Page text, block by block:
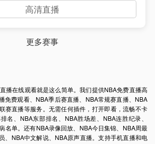
高清直播
更多赛事
播在线观看就是这么简单。我们提供NBA免费直播高
免费观看、NBA季后赛直播、NBA常规赛直播、NBA
赛直播等服务。无需任何插件，打开即看，流畅不卡
名、NBA东部排名、NBA胜场差、NBA连胜纪录、
名单。还有NBA录像回放、NBA今日集锦、NBA周最
、NBA中文解说、NBA原声直播。支持手机直播和电